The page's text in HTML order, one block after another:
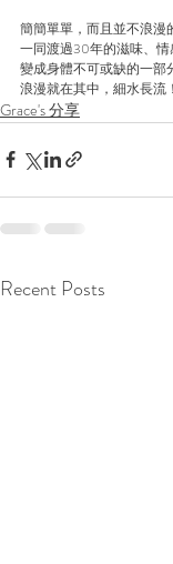
簡簡單單，而且並不浪漫
一同渡過30年的滋味、
變成身體不可或缺的一部
浪漫就在其中，細水長流
Grace's 分享
Recent Posts